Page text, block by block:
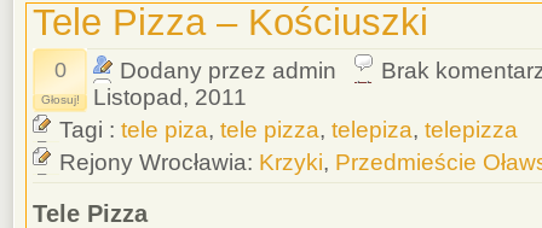
Tele Pizza – Kościuszki
0
Głosuj!
Dodany przez admin
Brak
Listopad, 2011
Tagi : tele piza, tele pizza, telepiza, telepizza
Rejony Wrocławia: Krzyki, Przedmieście
Tele Pizza